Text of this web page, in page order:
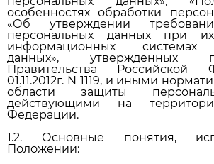
особенностях обработки
«Об утверждении
персональных данных при
информационных системах
данных», утвержденных
Правительства Российской
01.11.2012г. N 1119, и иными
области защиты
действующими на
Федерации.
1.2. Основные понятия,
Положении: